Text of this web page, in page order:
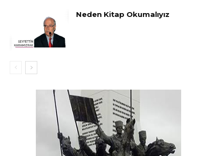
Neden Kitap Okumalıyız